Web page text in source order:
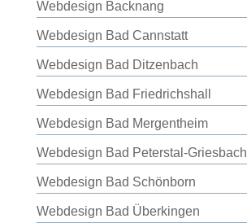
Webdesign Backnang
Webdesign Bad Cannstatt
Webdesign Bad Ditzenbach
Webdesign Bad Friedrichshall
Webdesign Bad Mergentheim
Webdesign Bad Peterstal-Griesbach
Webdesign Bad Schönborn
Webdesign Bad Überkingen